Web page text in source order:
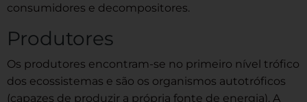
consumidores e decompositores.
Produtores
Os produtores encontram-se no primeiro nível trófico
dos ecossistemas e são os organismos autotróficos
(capazes de produzir a própria fonte de energia). A